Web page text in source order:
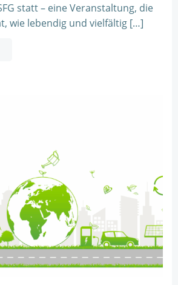
statt – eine Veranstaltung, die
wie lebendig und vielfältig […]